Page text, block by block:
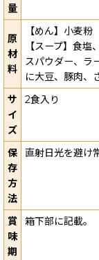
量
原
材
料
【めん】小麦
【スープ】食
スパウダー、ラ
に大豆、豚肉、
サ
イ
ズ
2食入り
保
存
方
法
直射日光を避け
賞
味
期
箱下部に記載。